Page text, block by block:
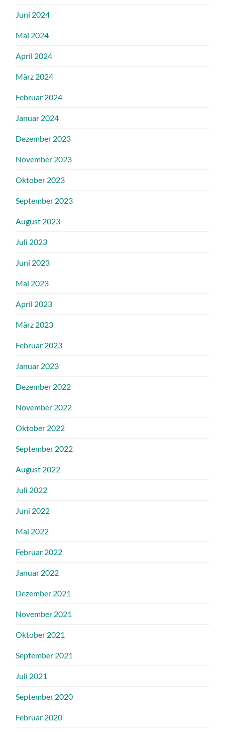
Juni 2024
Mai 2024
April 2024
März 2024
Februar 2024
Januar 2024
Dezember 2023
November 2023
Oktober 2023
September 2023
August 2023
Juli 2023
Juni 2023
Mai 2023
April 2023
März 2023
Februar 2023
Januar 2023
Dezember 2022
November 2022
Oktober 2022
September 2022
August 2022
Juli 2022
Juni 2022
Mai 2022
Februar 2022
Januar 2022
Dezember 2021
November 2021
Oktober 2021
September 2021
Juli 2021
September 2020
Februar 2020